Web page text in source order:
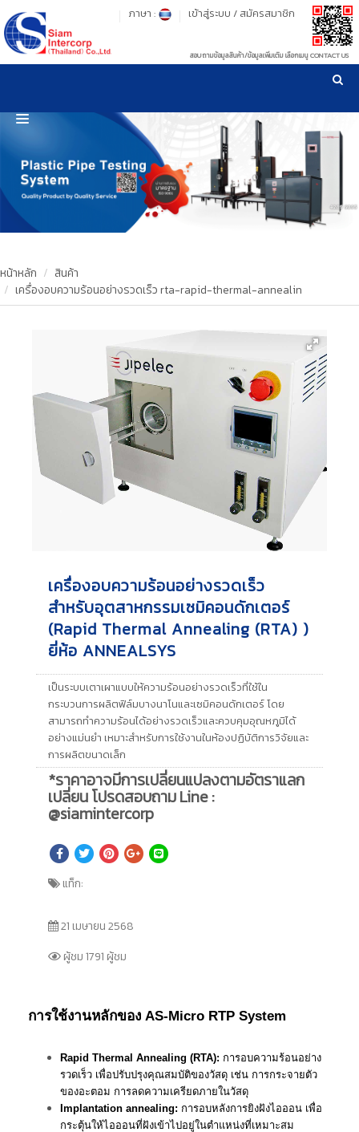
รู้ลึก รู้จริง เรื่องเครื่องมือทดสอบวัสดุ ! ยืน 1 เรื่องมาตรฐานการให้บริการ
เข้าสู่ระบบ / สมัครสมาชิก
ภาษา :
สอบถามข้อมูลสินค้า/ข้อมูลเพิ่มเติม เลือกเมนู CONTACT US
HOME
PRODUCT
OUR CLIENTS
OUR WORKS
CALIBRATION
หน้าหลัก
สินค้า
เครื่องอบความร้อนอย่างรวดเร็ว rta-rapid-thermal-annealin
เครื่องอบความร้อนอย่างรวดเร็ว
สำหรับอุตสาหกรรมเซมิคอนดักเตอร์
(Rapid Thermal Annealing (RTA) )
ยี่ห้อ ANNEALSYS
เป็นระบบเตาเผาแบบให้ความร้อนอย่างรวดเร็วที่ใช้ใน
กระบวนการผลิตฟิล์มบางนาโนและเซมิคอนดักเตอร์ โดย
สามารถทำความร้อนได้อย่างรวดเร็วและควบคุมอุณหภูมิได้
อย่างแม่นยำ เหมาะสำหรับการใช้งานในห้องปฏิบัติการวิจัยและ
การผลิตขนาดเล็ก
*ราคาอาจมีการเปลี่ยนแปลงตามอัตราแลก
เปลี่ยน โปรดสอบถาม Line :
@siamintercorp
แท็ก:
21 เมษายน 2568
ผู้ชม 1791 ผู้ชม
การใช้งานหลักของ AS-Micro RTP System
Rapid Thermal Annealing (RTA): การอบความร้อนอย่าง
รวดเร็ว เพื่อปรับปรุงคุณสมบัติของวัสดุ เช่น การกระจายตัว
ของอะตอม การลดความเครียดภายในวัสดุ
Implantation annealing: การอบหลังการยิงฝังไอออน เพื่อ
กระตุ้นให้ไอออนที่ฝังเข้าไปอยู่ในตำแหน่งที่เหมาะสม